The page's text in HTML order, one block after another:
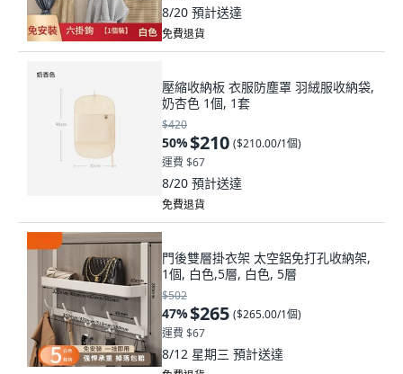
8/20 預計送達
免費退貨
壓縮收納板 衣服防塵罩 羽絨服收納袋,
奶杏色 1個, 1套
$420
50%$210 ($210.00/1個)
運費 $67
8/20 預計送達
免費退貨
門後雙層掛衣架 太空鋁免打孔收納架,
1個, 白色,5層, 白色, 5層
$502
47%$265 ($265.00/1個)
運費 $67
8/12 星期三 預計送達